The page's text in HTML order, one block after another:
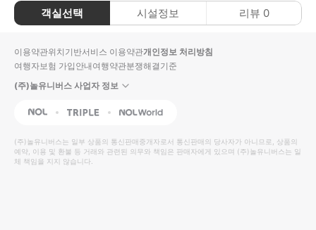
객실선택 시설정보 리뷰 0
이용약관위치기반서비스 이용약관개인정보 처리방침
여행자보험 가입안내여행약관분쟁해결기준
(주)놀유니버스 사업자 정보
NOL Triple Interpark Global
(주)놀유니버스는 일부 상품의 통신판매중개자로서 통신판매의 당사자가 아니므로, 상품의
예약, 이용 및 환불 등 거래와 관련된 의무와 책임은 판매자에게 있으며 (주)놀유니버스는 일
체 책임을 지지 않습니다.